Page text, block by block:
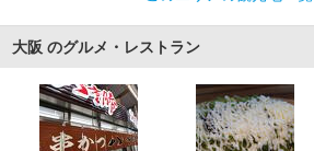
大阪 のグルメ・レストラン